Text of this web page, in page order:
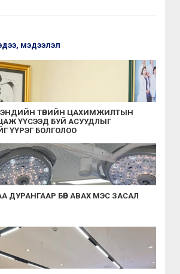
мэдээлэл
ТӨВИЙН ЦАХИМЖИЛТЫН
ҮҮСЭЭД БУЙ АСУУДЛЫГ
ҮҮРЭГ БОЛГОЛОО
ДУРАНГААР БӨӨР АВАХ МЭС ЗАСАЛ